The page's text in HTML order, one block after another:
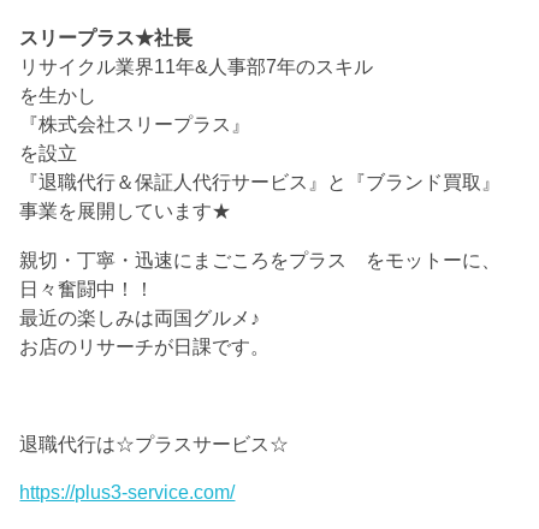
スリープラス★社長
リサイクル業界11年&人事部7年のスキル
を生かし
『株式会社スリープラス』
を設立
『退職代行＆保証人代行サービス』と『ブランド買取』
事業を展開しています★
親切・丁寧・迅速にまごころをプラス をモットーに、
日々奮闘中！！
最近の楽しみは両国グルメ♪
お店のリサーチが日課です。
退職代行は☆プラスサービス☆
https://plus3-service.com/